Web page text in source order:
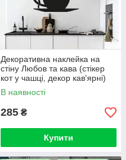
Декоративна наклейка на
стіну Любов та кава (стікер
кот у чашці, декор кав'ярні)
В наявності
285 ₴
Купити